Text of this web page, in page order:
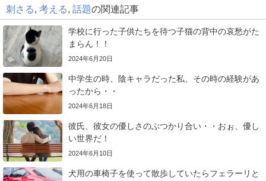
刺さる 考える 話題の関連記事
学校に行った子供たちを待つ子猫の背中の哀愁がた
まらん！！
2024年6月20日
中学生の時、陰キャラだった私、その時の経験があ
ったから・・
2024年6月18日
彼氏、彼女の優しさのぶつかり合い・・おぉ、優し
い世界だ！
2024年6月10日
犬用の車椅子を使って散歩していたらフェラーリと